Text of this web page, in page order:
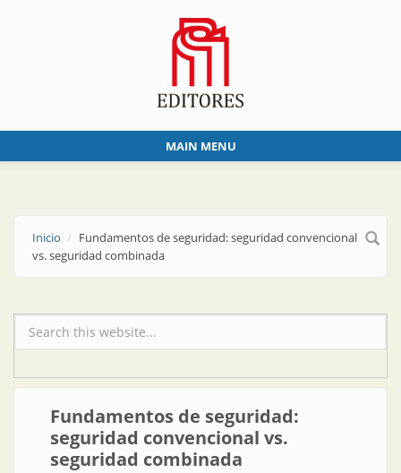
MAIN MENU
Inicio
Fundamentos de seguridad: seguridad convencional
vs. seguridad combinada
Formulario de búsqueda
Fundamentos de seguridad:
seguridad convencional vs.
seguridad combinada